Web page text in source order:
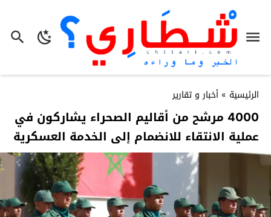
الرئيسية » أخبار و تقارير
4000 مرشح من أقاليم الصحراء يشاركون في
عملية الانتقاء للانضمام إلى الخدمة العسكرية